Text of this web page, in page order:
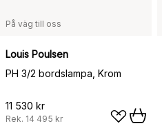
På väg till oss
Louis Poulsen
PH 3/2 bordslampa, Krom
11 530 kr
Rek. 14 495 kr